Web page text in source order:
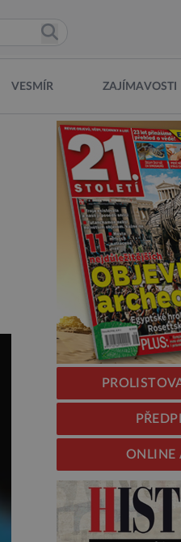
VESMÍR ZAJÍMAVOSTI
ONLINE